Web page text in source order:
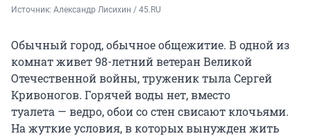
Источник: Александр Лисихин / 45.RU
Обычный город, обычное общежитие. В одной из
комнат живет 98-летний ветеран Великой
Отечественной войны, труженик тыла Сергей
Кривоногов. Горячей воды нет, вместо
туалета — ведро, обои со стен свисают клочьями.
На жуткие условия, в которых вынужден жить